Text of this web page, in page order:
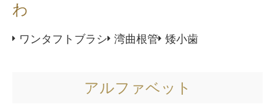
わ
ワンタフトブラシ 湾曲根管 矮小歯
アルファベット